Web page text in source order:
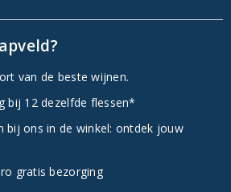
van de beste wijnen.
bij 12 dezelfde flessen*
bij ons in de winkel: ontdek jouw
gratis bezorging